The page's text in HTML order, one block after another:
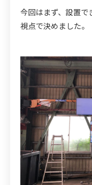
今回はまず、設置で
視点で決めました。